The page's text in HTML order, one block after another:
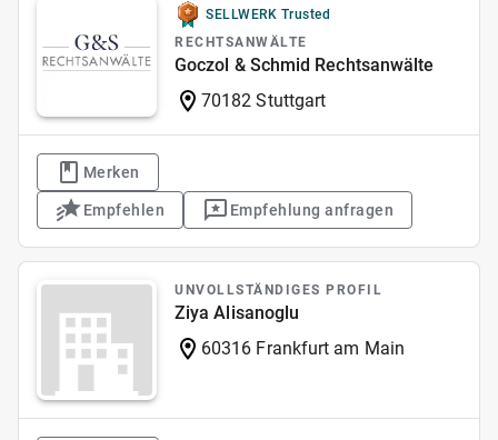
SELLWERK Trusted
RECHTSANWÄLTE
Goczol & Schmid Rechtsanwälte
70182 Stuttgart
Merken
Empfehlen Empfehlung anfragen
UNVOLLSTÄNDIGES PROFIL
Ziya Alisanoglu
60316 Frankfurt am Main